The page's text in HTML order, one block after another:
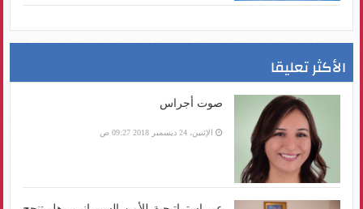
الأكثر تعليقا
صوت أجراس
الإثنين، 24 ديسمبر 2018 09:27 ص